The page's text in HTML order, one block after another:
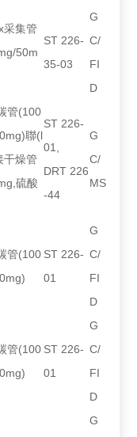
采集管
50m
ST 226-
35-03
G
C/
FI
D
管(100
聯(l
干燥管
硫酸
ST 226-
01,
DRT 226
-44
G
C/
MS
管(100 ST 226-
01
G
C/
FI
D
管(100 ST 226-
01
G
C/
FI
D
G